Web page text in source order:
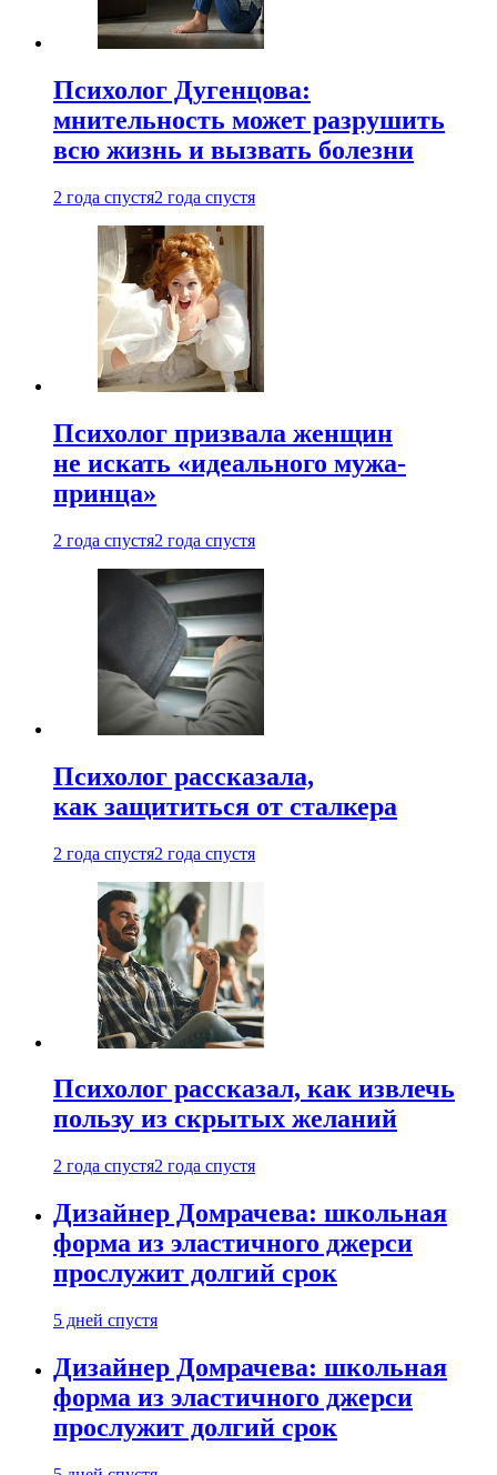
Психолог Дугенцова:
мнительность может разрушить
всю жизнь и вызвать болезни
2 года спустя2 года спустя
Психолог призвала женщин
не искать «идеального мужа-
принца»
2 года спустя2 года спустя
Психолог рассказала,
как защититься от сталкера
2 года спустя2 года спустя
Психолог рассказал, как извлечь
пользу из скрытых желаний
2 года спустя2 года спустя
Дизайнер Домрачева: школьная
форма из эластичного джерси
прослужит долгий срок
5 дней спустя
Дизайнер Домрачева: школьная
форма из эластичного джерси
прослужит долгий срок